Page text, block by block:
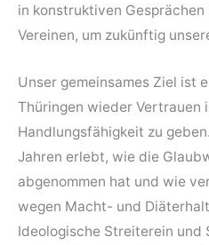
in konstruktiven
Vereinen, um zukünftig
Unser gemeinsames Ziel ist
Thüringen wieder Vertrauen
Handlungs­fähigkeit zu
Jahren erlebt, wie die
abgenommen hat und wie
wegen Macht- und
Ideologische Streiterein und